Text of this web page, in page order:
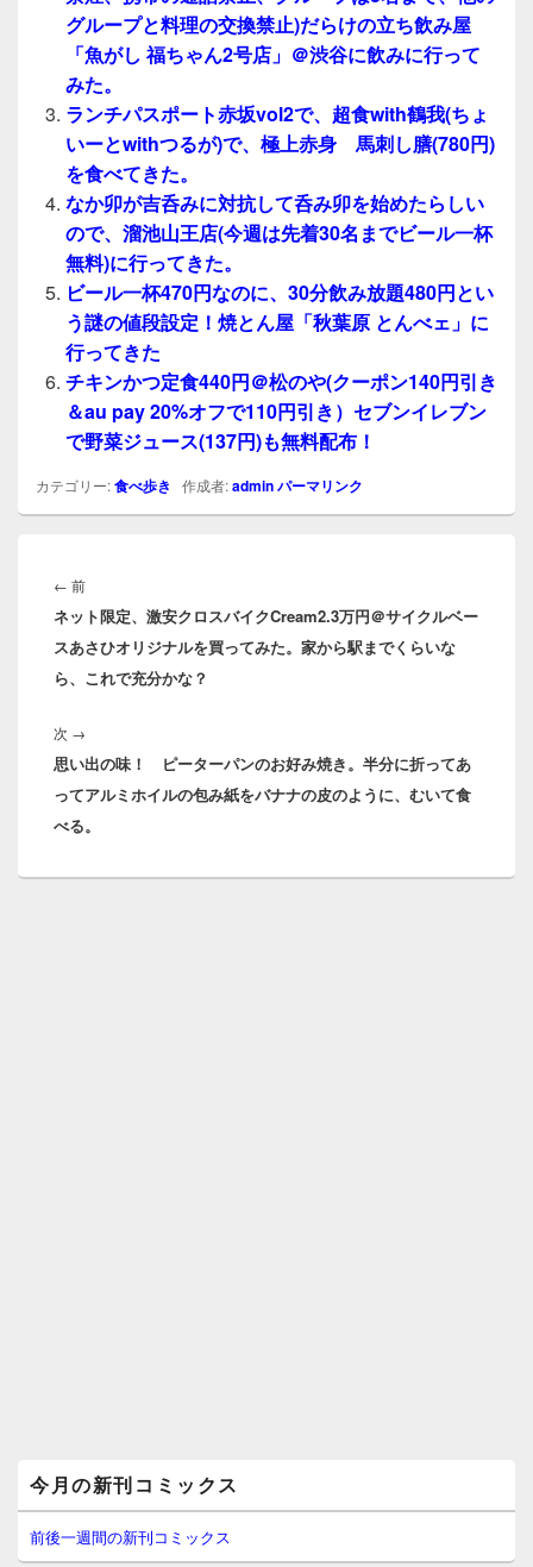
グループと料理の交換禁止)だらけの立ち飲み屋
「魚がし 福ちゃん2号店」＠渋谷に飲みに行って
みた。
ランチパスポート赤坂vol2で、超食with鶴我(ちょ
いーとwithつるが)で、極上赤身 馬刺し膳(780円)
を食べてきた。
なか卯が吉呑みに対抗して呑み卯を始めたらしい
ので、溜池山王店(今週は先着30名までビール一杯
無料)に行ってきた。
ビール一杯470円なのに、30分飲み放題480円とい
う謎の値段設定！焼とん屋「秋葉原 とんべェ」に
行ってきた
チキンかつ定食440円＠松のや(クーポン140円引き
＆au pay 20%オフで110円引き）セブンイレブン
で野菜ジュース(137円)も無料配布！
カテゴリー:食べ歩き 作成者:adminパーマリンク
稿
ナ
ビ
ゲ
ー
ョ
ン
← 前前
の
投
稿:
ネット限定、激安クロスバイクCream2.3万円＠サイクルベー
スあさひオリジナルを買ってみた。家から駅までくらいな
ら、これで充分かな？
次 →
の
投
稿:
思い出の味！ ピーターパンのお好み焼き。半分に折ってあ
ってアルミホイルの包み紙をバナナの皮のように、むいて食
べる。
イ
ン
サ
イ
今月の新刊コミックス
前後一週間の新刊コミックス